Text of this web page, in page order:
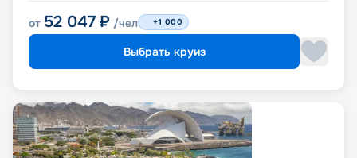
от 52 047 ₽ /чел +1 000
Выбрать круиз